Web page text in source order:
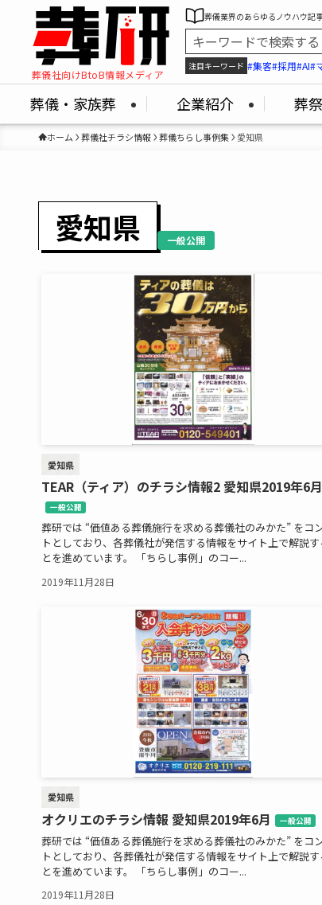
葬儀社向けBtoB情報メディア
葬儀業界のあらゆるノウハウ記
注目キーワード #集客#採用#AI#
葬儀・家族葬 企業紹介 葬
ホーム 葬儀社チラシ情報 葬儀ちらし事例集 愛知県
愛知県 一般公開
愛知県
TEAR（ティア）のチラシ情報2 愛知県2019年6月
一般公開
葬研では “価値ある葬儀施行を求める葬儀社のみかた” をコ
トとしており、各葬儀社が発信する情報をサイト上で解説す
とを進めています。 「ちらし事例」のコー...
2019年11月28日
愛知県
オクリエのチラシ情報 愛知県2019年6月 一般公開
葬研では “価値ある葬儀施行を求める葬儀社のみかた” をコ
トとしており、各葬儀社が発信する情報をサイト上で解説す
とを進めています。 「ちらし事例」のコー...
2019年11月28日